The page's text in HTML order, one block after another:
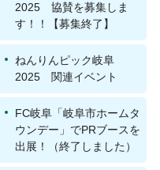
2025 協賛を募集しま
す！！【募集終了】
ねんりんピック岐阜
2025 関連イベント
FC岐阜「岐阜市ホームタ
ウンデー」でPRブースを
出展！（終了しました）